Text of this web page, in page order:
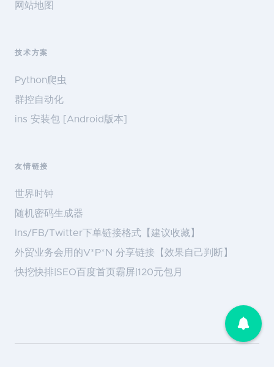
网站地图
技术方案
Python爬虫
群控自动化
ins 安装包 [Android版本]
友情链接
世界时钟
随机密码生成器
Ins/FB/Twitter下单链接格式【建议收藏】
外贸业务会用的V*P*N 分享链接【效果自己判断】
快挖快排|SEO百度首页霸屏|120元包月